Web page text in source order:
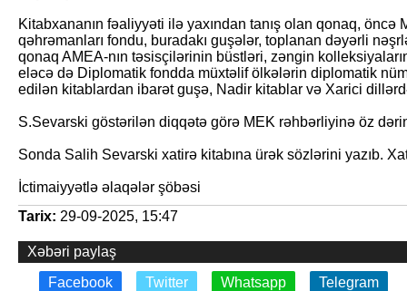
Kitabxananın fəaliyyəti ilə yaxından tanış olan qonaq,
qəhrəmanları fondu, buradakı guşələr, toplanan dəyərli
qonaq AMEA-nın təsisçilərinin büstləri, zəngin
eləcə də Diplomatik fondda müxtəlif ölkələrin diplomatik
edilən kitablardan ibarət guşə, Nadir kitablar və Xarici
S.Sevarski göstərilən diqqətə görə MEK rəhbərliyinə öz
Sonda Salih Sevarski xatirə kitabına ürək sözlərini yazıb.
İctimaiyyətlə əlaqələr şöbəsi
Tarix: 29-09-2025, 15:47
Xəbəri paylaş
Facebook
Twitter Whatsapp Telegram